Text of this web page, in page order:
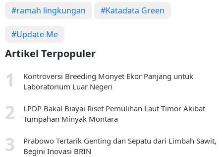
#ramah lingkungan #Katadata Green
#Update Me
Artikel Terpopuler
Kontroversi Breeding Monyet Ekor Panjang untuk
Laboratorium Luar Negeri
LPDP Bakal Biayai Riset Pemulihan Laut Timor Akibat
Tumpahan Minyak Montara
Prabowo Tertarik Genting dan Sepatu dari Limbah Sawit,
Begini Inovasi BRIN